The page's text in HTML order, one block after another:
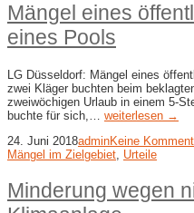
Mängel eines
eines Pools
LG Düsseldorf: Mängel eines
zwei Kläger buchten beim
zweiwöchigen Urlaub in einem 5-
buchte für sich,… weiterlesen →
24. Juni 2018adminKeine
Mängel im Zielgebiet Urteile
Minderung wegen